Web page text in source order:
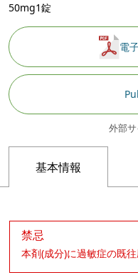
50mg1錠
電
外部
基本情報
禁忌
本剤(成分)に過敏症の既